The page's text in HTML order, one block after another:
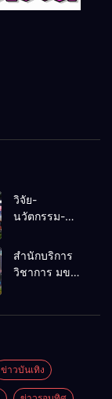
วิจัย-
นวัตกรรม-
คือโอกาสใหม่
ของคนพิการ
เศรษฐกิจ
สำนักบริการ
วิชาการ มข.
เวทีระดับชาติ
NCPD 2026
ข่าวบันเทิง